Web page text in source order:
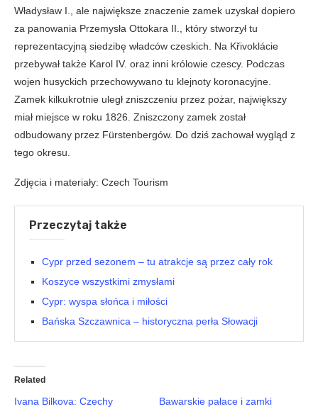
Władysław I., ale największe znaczenie zamek uzyskał dopiero
za panowania Przemysła Ottokara II., który stworzył tu
reprezentacyjną siedzibę władców czeskich. Na Křivoklácie
przebywał także Karol IV. oraz inni królowie czescy. Podczas
wojen husyckich przechowywano tu klejnoty koronacyjne.
Zamek kilkukrotnie uległ zniszczeniu przez pożar, największy
miał miejsce w roku 1826. Zniszczony zamek został
odbudowany przez Fürstenbergów. Do dziś zachował wygląd z
tego okresu.
Zdjęcia i materiały: Czech Tourism
Przeczytaj także
Cypr przed sezonem – tu atrakcje są przez cały rok
Koszyce wszystkimi zmysłami
Cypr: wyspa słońca i miłości
Bańska Szczawnica – historyczna perła Słowacji
Related
Ivana Bilkova: Czechy
Bawarskie pałace i zamki